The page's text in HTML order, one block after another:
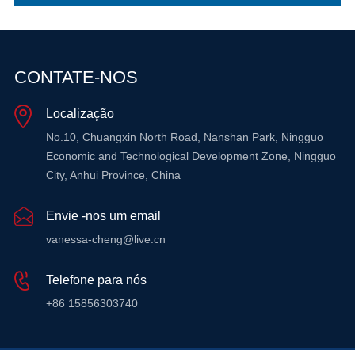
CONTATE-NOS
Localização
No.10, Chuangxin North Road, Nanshan Park, Ningguo
Economic and Technological Development Zone, Ningguo
City, Anhui Province, China
Envie -nos um email
vanessa-cheng@live.cn
Telefone para nós
+86 15856303740